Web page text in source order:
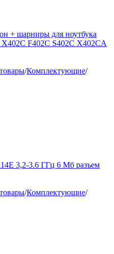
+ шарниры для ноутбука
F402C S402C X402CA
/Комплектующие/
3,2-3.6 ГГц 6 Мб разъем
/Комплектующие/